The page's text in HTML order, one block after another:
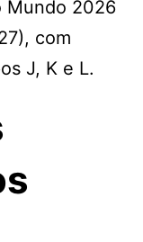
Mundo 2026
com
J, K e L.